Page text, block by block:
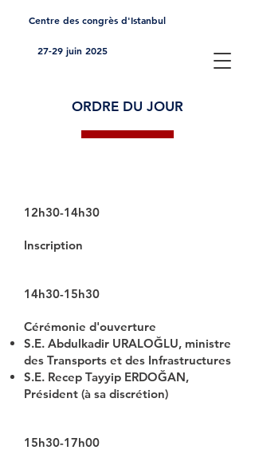
Centre des congrès d'Istanbul
27-29 juin 2025
ORDRE DU JOUR
12h30-14h30
Inscription
14h30-15h30
Cérémonie d'ouverture
S.E. Abdulkadir URALOĞLU, ministre
des Transports et des Infrastructures
S.E. Recep Tayyip ERDOĞAN,
Président (à sa discrétion)
15h30-17h00